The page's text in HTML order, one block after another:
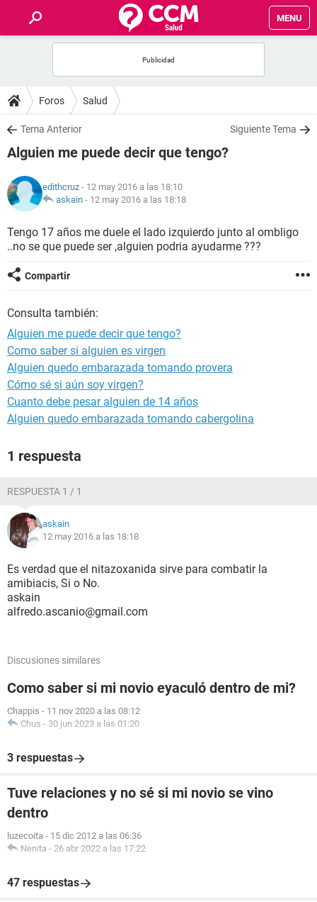
MENU
FOROS
SALUD
FAMILIA
NUTRICIÓN
BIENESTAR
SEXUALIDAD
GLOSARIO
Foros Salud
Tema Anterior Siguiente Tema
Alguien me puede decir que tengo?
edithcruz - 12 may 2016 a las 18:10
askain - 12 may 2016 a las 18:18
Tengo 17 años me duele el lado izquierdo junto al ombligo
..no se que puede ser ,alguien podria ayudarme ???
Compartir
Consulta también:
Alguien me puede decir que tengo?
Como saber si alguien es virgen
Alguien quedo embarazada tomando provera
Cómo sé si aún soy virgen?
Cuanto debe pesar alguien de 14 años
Alguien quedo embarazada tomando cabergolina
1 respuesta
RESPUESTA 1 / 1
askain
12 may 2016 a las 18:18
Es verdad que el nitazoxanida sirve para combatir la
amibiacis, Si o No.
askain
alfredo.ascanio@gmail.com
Discusiones similares
Como saber si mi novio eyaculó dentro de mi?
Chappis - 11 nov 2020 a las 08:12
Chus - 30 jun 2023 a las 01:20
3 respuestas
Tuve relaciones y no sé si mi novio se vino
dentro
luzecoita - 15 dic 2012 a las 06:36
Nenita - 26 abr 2022 a las 17:22
47 respuestas